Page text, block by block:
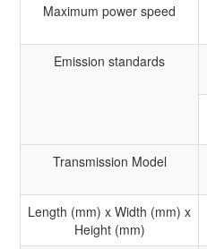
Maximum power speed
Emission standards
Transmission Model
Length (mm) x Width (mm) x
Height (mm)